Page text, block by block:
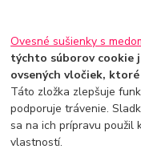
Ovesné sušienky s
týchto súborov cookie
ovsených vločiek,
Táto zložka zlepšuje
podporuje trávenie.
sa na ich prípravu použil
vlastností.